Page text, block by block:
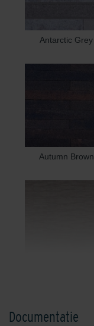
Antarctic Grey
Autumn Brown
Birmingham
Documentatie